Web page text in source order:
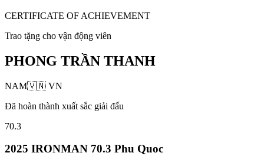
CERTIFICATE OF ACHIEVEMENT
Trao tặng cho vận động viên
PHONG TRẦN THANH
NAM🇻🇳 VN
Đã hoàn thành xuất sắc giải đấu
70.3
2025 IRONMAN 70.3 Phu Quoc